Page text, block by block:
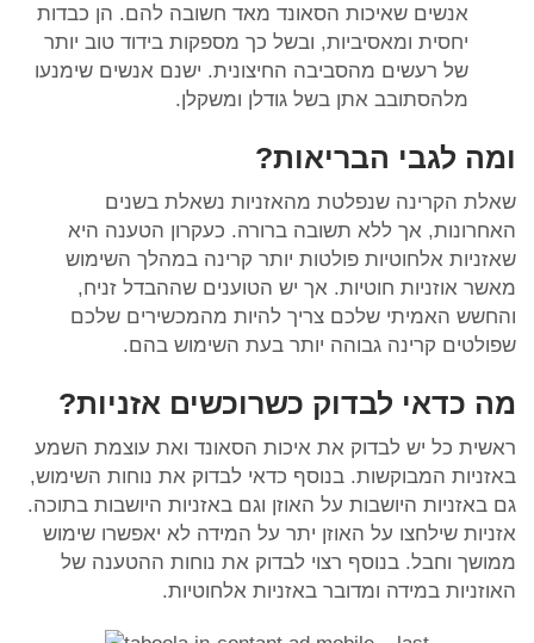
אנשים שאיכות הסאונד מאד חשובה להם. הן כבדות
יחסית ומאסיביות, ובשל כך מספקות בידוד טוב יותר
של רעשים מהסביבה החיצונית. ישנם אנשים שימנעו
מלהסתובב אתן בשל גודלן ומשקלן.
ומה לגבי הבריאות?
שאלת הקרינה שנפלטת מהאזניות נשאלת בשנים
האחרונות, אך ללא תשובה ברורה. כעקרון הטענה היא
שאזניות אלחוטיות פולטות יותר קרינה במהלך השימוש
מאשר אוזניות חוטיות. אך יש הטוענים שההבדל זניח,
והחשש האמיתי שלכם צריך להיות מהמכשירים שלכם
שפולטים קרינה גבוהה יותר בעת השימוש בהם.
מה כדאי לבדוק כשרוכשים אזניות?
ראשית כל יש לבדוק את איכות הסאונד ואת עוצמת השמע
באזניות המבוקשות. בנוסף כדאי לבדוק את נוחות השימוש,
גם באזניות היושבות על האוזן וגם באזניות היושבות בתוכה.
אזניות שילחצו על האוזן יתר על המידה לא יאפשרו שימוש
ממושך וחבל. בנוסף רצוי לבדוק את נוחות ההטענה של
האוזניות במידה ומדובר באזניות אלחוטיות.